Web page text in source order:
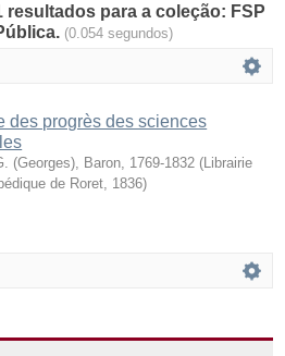
resultados para a coleção: FSP
(0.054 segundos)
des progrès des sciences
(Georges), Baron, 1769-1832 ( Librairie
de Roret 1836)